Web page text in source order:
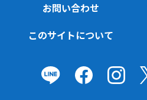
お問い合わせ
このサイトについて